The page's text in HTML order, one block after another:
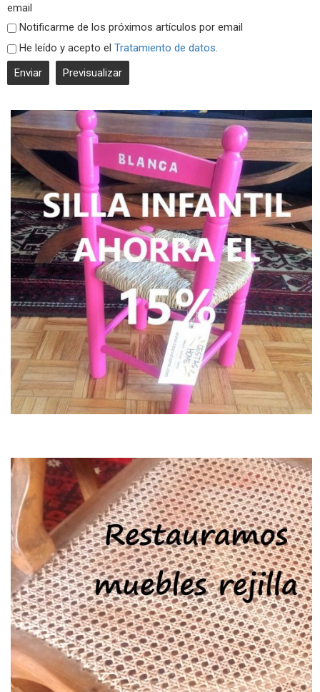
email
Notificarme de los próximos artículos por email
He leído y acepto el Tratamiento de datos